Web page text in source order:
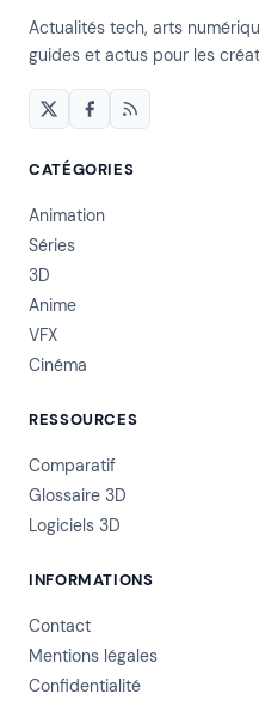
Actualités tech, arts
guides et actus pour les
CATÉGORIES
Animation
Séries
3D
Anime
VFX
Cinéma
RESSOURCES
Comparatif
Glossaire 3D
Logiciels 3D
INFORMATIONS
Contact
Mentions légales
Confidentialité